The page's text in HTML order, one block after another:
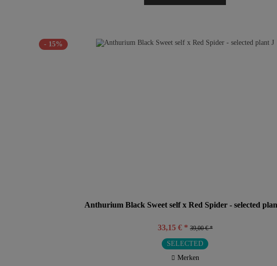
- 15%
Anthurium Black Sweet self x Red Spider - selected
33,15 € * 39,00 € *
SELECTED
Merken